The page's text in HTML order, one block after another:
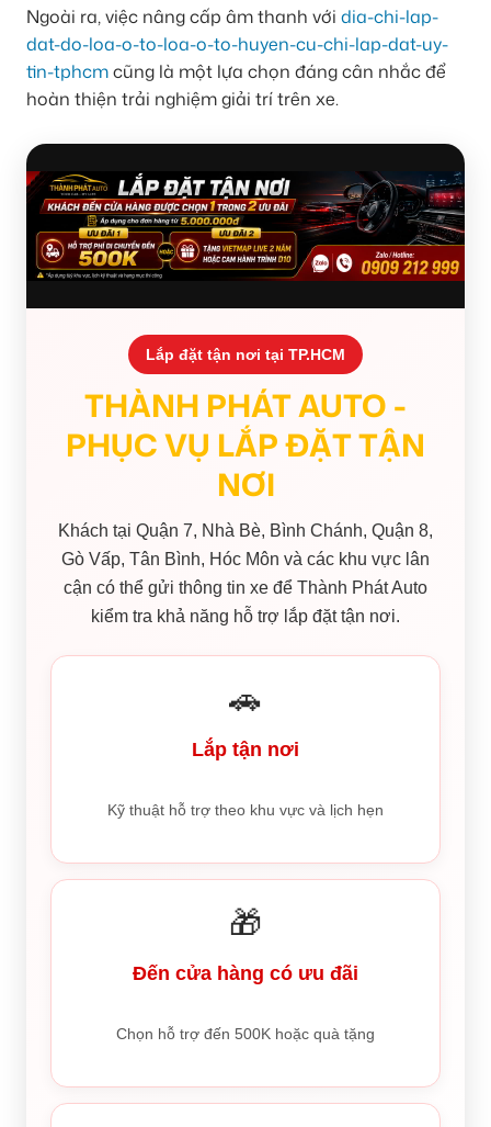
Ngoài ra, việc nâng cấp âm thanh với dia-chi-lap-
dat-do-loa-o-to-loa-o-to-huyen-cu-chi-lap-dat-uy-
tin-tphcmcũng là một lựa chọn đáng cân nhắc để
hoàn thiện trải nghiệm giải trí trên xe.
Lắp đặt tận nơi tại TP.HCM
THÀNH PHÁT AUTO -
PHỤC VỤ LẮP ĐẶT TẬN
NƠI
Khách tại Quận 7, Nhà Bè, Bình Chánh, Quận 8,
Gò Vấp, Tân Bình, Hóc Môn và các khu vực lân
cận có thể gửi thông tin xe để Thành Phát Auto
kiểm tra khả năng hỗ trợ lắp đặt tận nơi.
🚗
Lắp tận nơi
Kỹ thuật hỗ trợ theo khu vực và lịch hẹn
🎁
Đến cửa hàng có ưu đãi
Chọn hỗ trợ đến 500K hoặc quà tặng